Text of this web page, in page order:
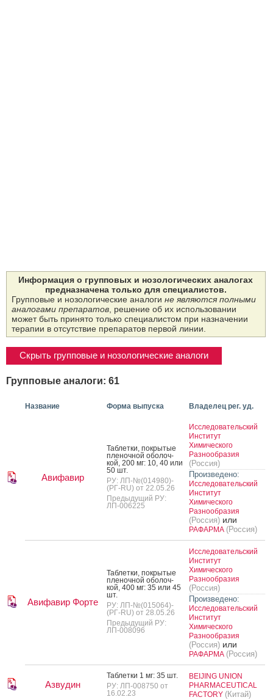
Информация о групповых и нозологических аналогах
предназначена только для специалистов.
Групповые и нозологические аналоги не являются полными
аналогами препаратов, решение об их использовании
может быть принято только специалистом при назначении
терапии в отсутствие препаратов первой линии.
Скрыть групповые и нозологические аналоги
Групповые аналоги: 61
Название Форма выпуска Владелец рег. уд.
Авифавир
Таб­летки, пок­ры­тые
пле­ноч­ной обо­лоч­
кой, 200 мг: 10, 40 или
50 шт.
РУ: ЛП-№(014980)-
(РГ-RU) от 22.05.26
Предыдущий РУ:
ЛП-006225
Исследовательский
Институт
Химического
Разнообразия
(Россия)
Произведено:
Исследовательский
Институт
Химического
Разнообразия
(Россия) или
РАФАРМА (Россия)
Авифавир Форте
Таб­летки, пок­ры­тые
пле­ноч­ной обо­лоч­
кой, 400 мг: 35 или 45
шт.
РУ: ЛП-№(015064)-
(РГ-RU) от 28.05.26
Предыдущий РУ:
ЛП-008096
Исследовательский
Институт
Химического
Разнообразия
(Россия)
Произведено:
Исследовательский
Институт
Химического
Разнообразия
(Россия) или
РАФАРМА (Россия)
Азвудин
Таб­летки 1 мг: 35 шт.
РУ: ЛП-008750 от
16.02.23
BEIJING UNION
PHARMACEUTICAL
FACTORY (Китай)